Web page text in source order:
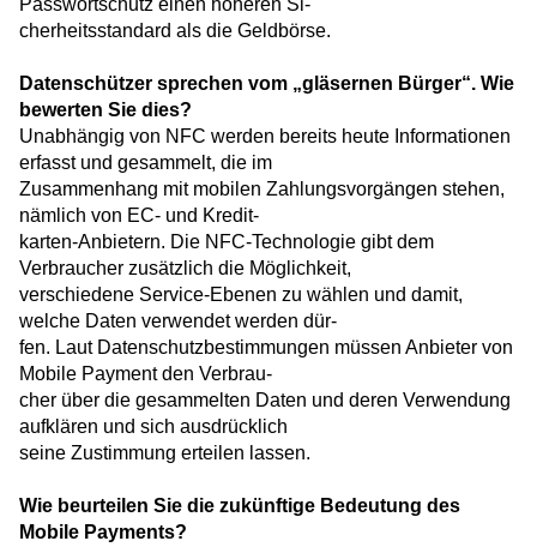
Passwortschutz einen höheren Si-
cherheitsstandard als die Geldbörse.
Datenschützer sprechen vom „gläsernen Bürger“. Wie
bewerten Sie dies?
Unabhängig von NFC werden bereits heute Informationen
erfasst und gesammelt, die im
Zusammenhang mit mobilen Zahlungsvorgängen stehen,
nämlich von EC- und Kredit-
karten-Anbietern. Die NFC-Technologie gibt dem
Verbraucher zusätzlich die Möglichkeit,
verschiedene Service-Ebenen zu wählen und damit,
welche Daten verwendet werden dür-
fen. Laut Datenschutzbestimmungen müssen Anbieter von
Mobile Payment den Verbrau-
cher über die gesammelten Daten und deren Verwendung
aufklären und sich ausdrücklich
seine Zustimmung erteilen lassen.
Wie beurteilen Sie die zukünftige Bedeutung des
Mobile Payments?